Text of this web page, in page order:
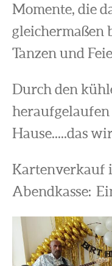
Momente, die
gleichermaßen
Tanzen und
Durch den
Hause.....das
Kartenverkauf
Abendkasse: